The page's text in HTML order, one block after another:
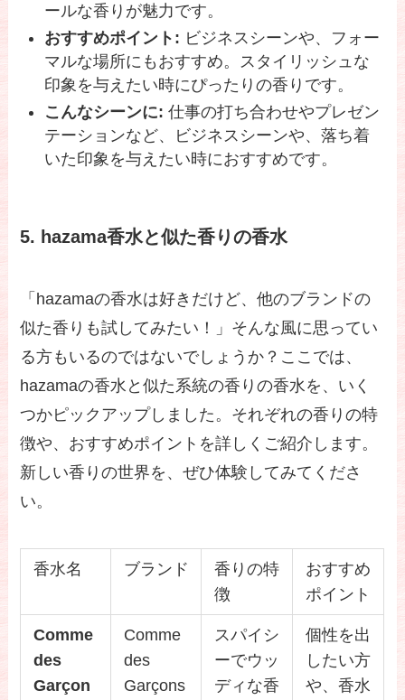
ールな香りが魅力です。
おすすめポイント: ビジネスシーンや、フォー
マルな場所にもおすすめ。スタイリッシュな
印象を与えたい時にぴったりの香りです。
こんなシーンに: 仕事の打ち合わせやプレゼン
テーションなど、ビジネスシーンや、落ち着
いた印象を与えたい時におすすめです。
5. hazama香水と似た香りの香水
「hazamaの香水は好きだけど、他のブランドの
似た香りも試してみたい！」そんな風に思ってい
る方もいるのではないでしょうか？ここでは、
hazamaの香水と似た系統の香りの香水を、いく
つかピックアップしました。それぞれの香りの特
徴や、おすすめポイントを詳しくご紹介します。
新しい香りの世界を、ぜひ体験してみてくださ
い。
香水名 ブランド
香りの特
徴
おすすめ
ポイント
Comme
des
Garçon
Comme
des
Garçons
スパイシ
ーでウッ
ディな香
個性を出
したい方
や、香水